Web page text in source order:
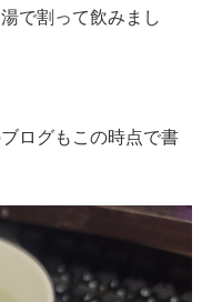
で割って飲みまし
ログもこの時点で書